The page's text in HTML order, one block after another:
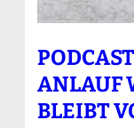
ANLAUF
BLEIBT